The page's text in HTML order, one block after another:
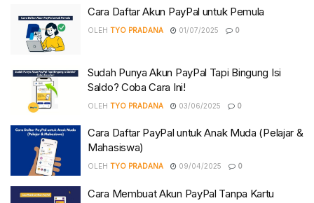
Cara Daftar Akun PayPal untuk Pemula
OLEH TYO PRADANA 01/07/2025 0
Sudah Punya Akun PayPal Tapi Bingung Isi
Saldo? Coba Cara Ini!
OLEH TYO PRADANA 03/06/2025 0
Cara Daftar PayPal untuk Anak Muda (Pelajar &
Mahasiswa)
OLEH TYO PRADANA 09/04/2025 0
Cara Membuat Akun PayPal Tanpa Kartu